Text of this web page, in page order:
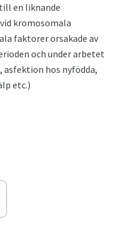
en liknande
kromosomala
faktorer orsakade av
och under arbetet
hos nyfödda,
etc.)